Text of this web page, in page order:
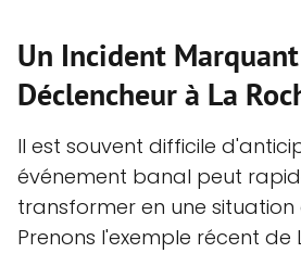
Un Incident
Déclencheur à La
Il est souvent difficile
événement banal peut
transformer en une
Prenons l'exemple récent de